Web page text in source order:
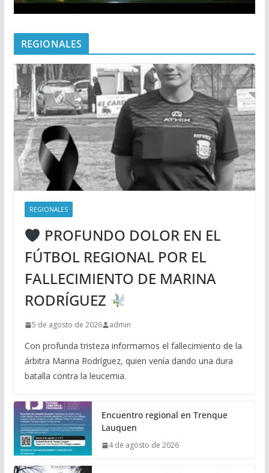
REGIONALES
REGIONALES
PROFUNDO DOLOR EN EL
FÚTBOL REGIONAL POR EL
FALLECIMIENTO DE MARINA
RODRÍGUEZ
5 de agosto de 2026 admin
Con profunda tristeza informamos el fallecimiento de la
árbitra Marina Rodríguez, quien venía dando una dura
batalla contra la leucemia.
Encuentro regional en Trenque
Lauquen
4 de agosto de 2026